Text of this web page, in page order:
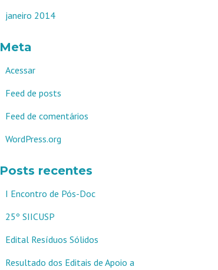
janeiro 2014
Meta
Acessar
Feed de posts
Feed de comentários
WordPress.org
Posts recentes
I Encontro de Pós-Doc
25º SIICUSP
Edital Resíduos Sólidos
Resultado dos Editais de Apoio a